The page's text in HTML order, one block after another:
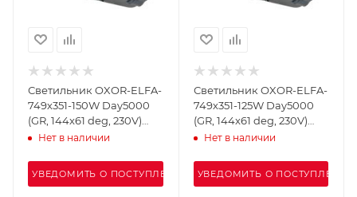
Светильник OXOR-ELFA-
749х351-150W Day5000
(GR, 144x61 deg, 230V)
IP65 (Arlight, -)
Нет в наличии
УВЕДОМИТЬ О ПОСТУПЛЕНИИ
Светильник OXOR-ELFA-
749х351-125W Day5000
(GR, 144x61 deg, 230V)
IP65 (Arlight, -)
Нет в наличии
УВЕДОМИТЬ О ПОСТУПЛЕНИИ